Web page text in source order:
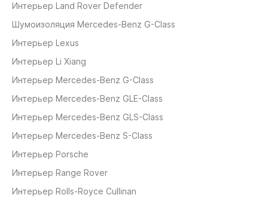
Интерьер Land Rover Defender
Шумоизоляция Mercedes-Benz G-Class
Интерьер Lexus
Интерьер Li Xiang
Интерьер Mercedes-Benz G-Class
Интерьер Mercedes-Benz GLE-Class
Интерьер Mercedes-Benz GLS-Class
Интерьер Mercedes-Benz S-Class
Интерьер Porsche
Интерьер Range Rover
Интерьер Rolls-Royce Cullinan